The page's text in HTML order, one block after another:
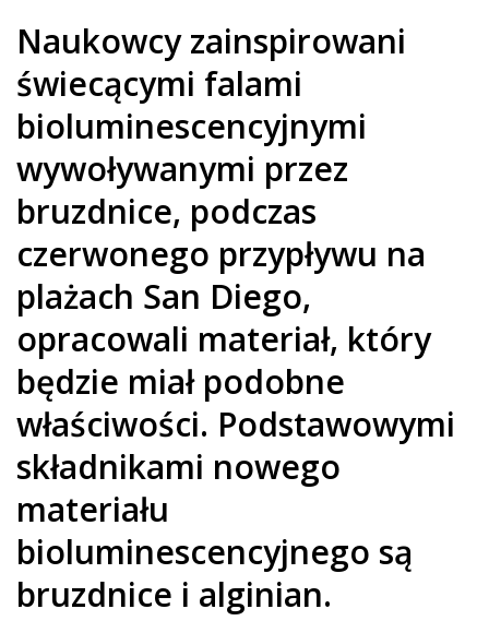
Naukowcy zainspirowani
świecącymi falami
bioluminescencyjnymi
wywoływanymi przez
bruzdnice, podczas
czerwonego przypływu na
plażach San Diego,
opracowali materiał, który
będzie miał podobne
właściwości. Podstawowymi
składnikami nowego
materiału
bioluminescencyjnego są
bruzdnice i alginian.